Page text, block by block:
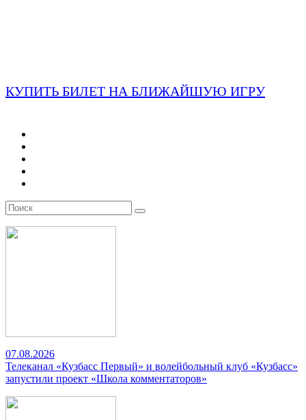
КУПИТЬ БИЛЕТ НА БЛИЖАЙШУЮ ИГРУ
07.08.2026
Телеканал «Кузбасс Первый» и волейбольный клуб «Кузбасс»
запустили проект «Школа комментаторов»